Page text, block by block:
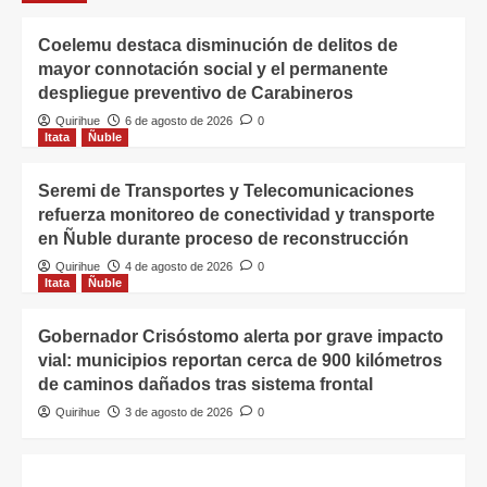
Coelemu destaca disminución de delitos de
mayor connotación social y el permanente
despliegue preventivo de Carabineros
Quirihue 6 de agosto de 2026
0
Itata
Ñuble
Seremi de Transportes y Telecomunicaciones
refuerza monitoreo de conectividad y transporte
en Ñuble durante proceso de reconstrucción
Quirihue 4 de agosto de 2026
0
Itata
Ñuble
Gobernador Crisóstomo alerta por grave impacto
vial: municipios reportan cerca de 900 kilómetros
de caminos dañados tras sistema frontal
Quirihue 3 de agosto de 2026 0